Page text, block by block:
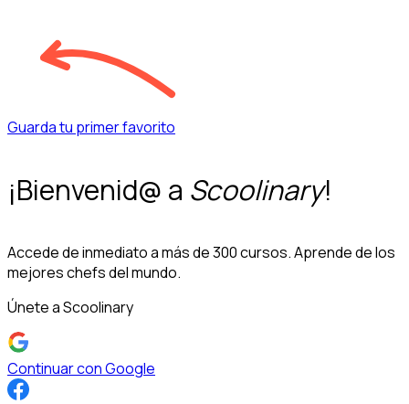
Guarda tu primer favorito
¡Bienvenid@ a Scoolinary!
Accede de inmediato a más de 300 cursos. Aprende de los
mejores chefs del mundo.
Únete a Scoolinary
Continuar con Google